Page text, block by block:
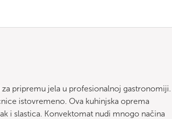
pripremu jela u profesionalnoj gastronomiji.
istovremeno. Ova kuhinjska oprema
i slastica. Konvektomat nudi mnogo načina